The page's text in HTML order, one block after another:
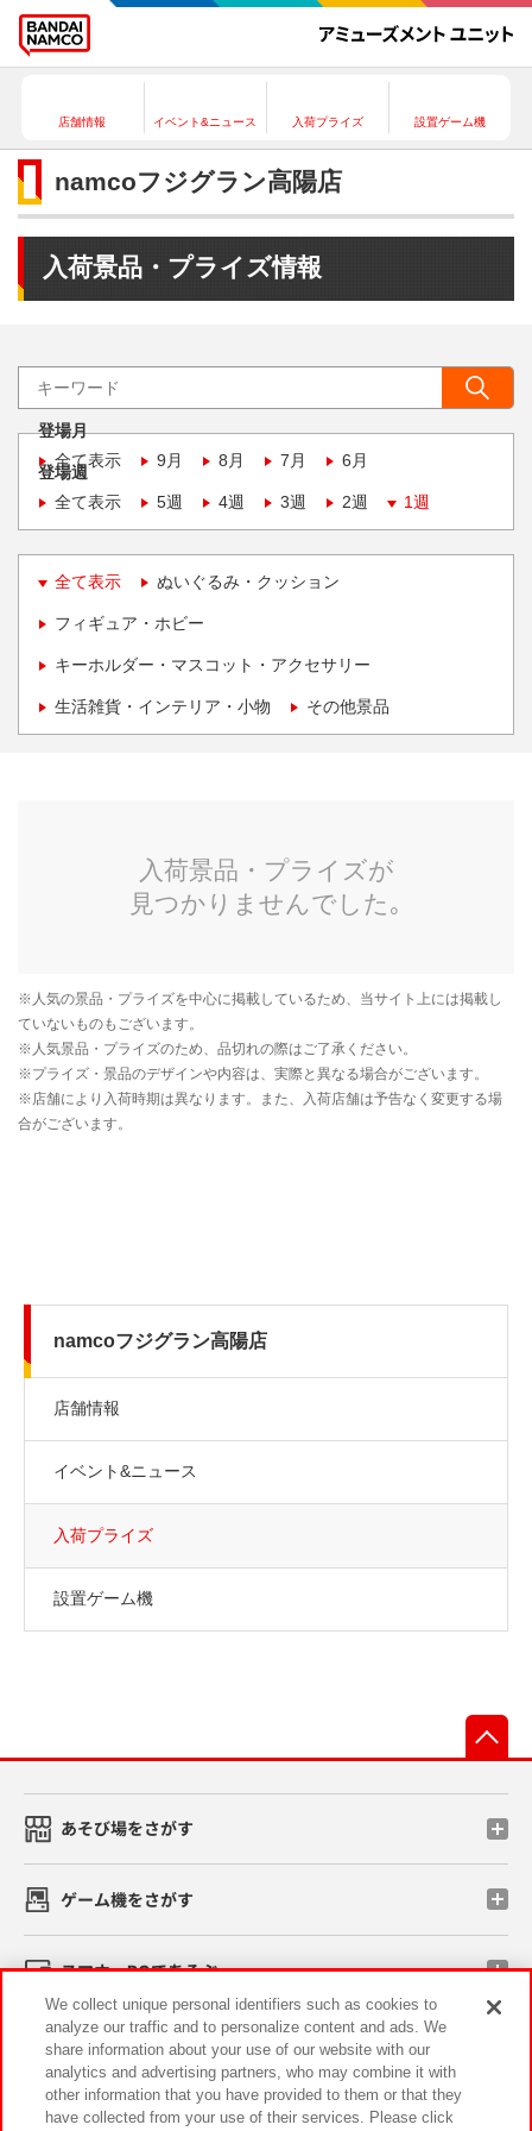
店舗情報 イベント&ニュース 入荷プライズ 設置ゲーム機
namcoフジグラン高陽店
入荷景品・プライズ情報
登場月
全て表示
9月 8月 7月 6月
登場週
全て表示
5週 4週 3週 2週 1週
全て表示 ぬいぐるみ・クッション
フィギュア・ホビー
キーホルダー・マスコット・アクセサリー
生活雑貨・インテリア・小物 その他景品
namcoフジグラン高陽店
店舗情報
イベント&ニュース
入荷プライズ
設置ゲーム機
あそび場をさがす
ゲーム機をさがす
スマホ・PCであそぶ
イベント・キャンペーン
We collect unique personal identifiers such as cookies to
analyze our traffic and to personalize content and ads. We
share information about your use of our website with our
analytics and advertising partners, who may combine it with
other information that you have provided to them or that they
have collected from your use of their services. Please click